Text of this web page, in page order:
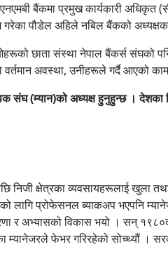
बैंकमा प्रमुख कार्यकारी अधिकृत
पौडेल अहिले नबिल बैंकको
छाता संस्था नेपाल बैंकर्स संघको
वर्तमान अवस्था, उनीहरूले गर्दै आएको
संघ (म्यान)को अध्यक्ष हुनुहुन्छ । देशका
क्षेत्रका व्यवसायहरूलाई खुला
लागि प्रोफेसनल ब्याकअप भएपनि
र अभ्यासको विकास भयो । सन्
म्यानेजरले फेभर गरिरहेको सोच्थ्यौं ।